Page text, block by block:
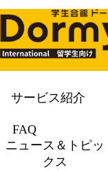
サービス紹介
FAQ
ニュース＆トピッ
クス
ニュー